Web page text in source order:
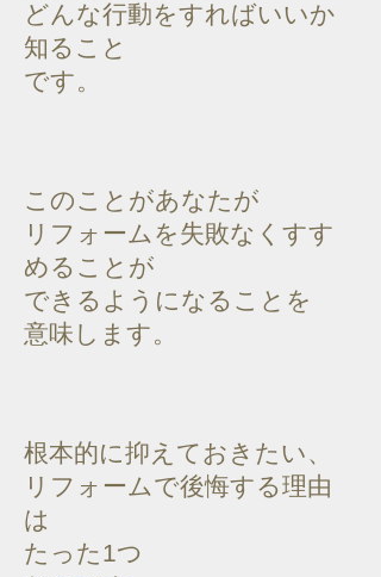
どんな行動をすればいいか
知ること
です。
このことがあなたが
リフォームを失敗なくすす
めることが
できるようになることを
意味します。
根本的に抑えておきたい、
リフォームで後悔する理由
は
たった1つ